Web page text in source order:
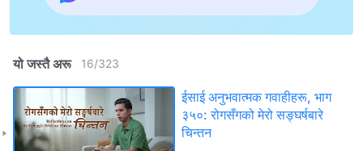
यो जस्तै अरू 16/323
ईसाई अनुभवात्मक गवाहीहरू, भाग
३५०: रोगसँगको मेरो सङ्घर्षबारे
चिन्तन